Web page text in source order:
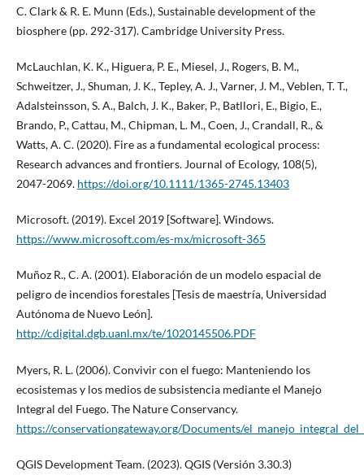
C. Clark & R. E. Munn (Eds.), Sustainable development of the
biosphere (pp. 292-317). Cambridge University Press.
McLauchlan, K. K., Higuera, P. E., Miesel, J., Rogers, B. M.,
Schweitzer, J., Shuman, J. K., Tepley, A. J., Varner, J. M., Veblen, T. T.,
Adalsteinsson, S. A., Balch, J. K., Baker, P., Batllori, E., Bigio, E.,
Brando, P., Cattau, M., Chipman, L. M., Coen, J., Crandall, R., &
Watts, A. C. (2020). Fire as a fundamental ecological process:
Research advances and frontiers. Journal of Ecology, 108(5),
2047-2069. https://doi.org/10.1111/1365-2745.13403
Microsoft. (2019). Excel 2019 [Software]. Windows.
https://www.microsoft.com/es-mx/microsoft-365
Muñoz R., C. A. (2001). Elaboración de un modelo espacial de
peligro de incendios forestales [Tesis de maestría, Universidad
Autónoma de Nuevo León].
http://cdigital.dgb.uanl.mx/te/1020145506.PDF
Myers, R. L. (2006). Convivir con el fuego: Manteniendo los
ecosistemas y los medios de subsistencia mediante el Manejo
Integral del Fuego. The Nature Conservancy.
https://conservationgateway.org/Documents/
QGIS Development Team. (2023). QGIS (Versión 3.30.3)